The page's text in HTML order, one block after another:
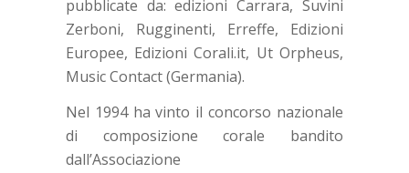
pubblicate da: edizioni Carrara, Suvini
Zerboni, Rugginenti, Erreffe, Edizioni
Europee, Edizioni Corali.it, Ut Orpheus,
Music Contact (Germania).
Nel 1994 ha vinto il concorso nazionale
di composizione corale bandito
dall’Associazione